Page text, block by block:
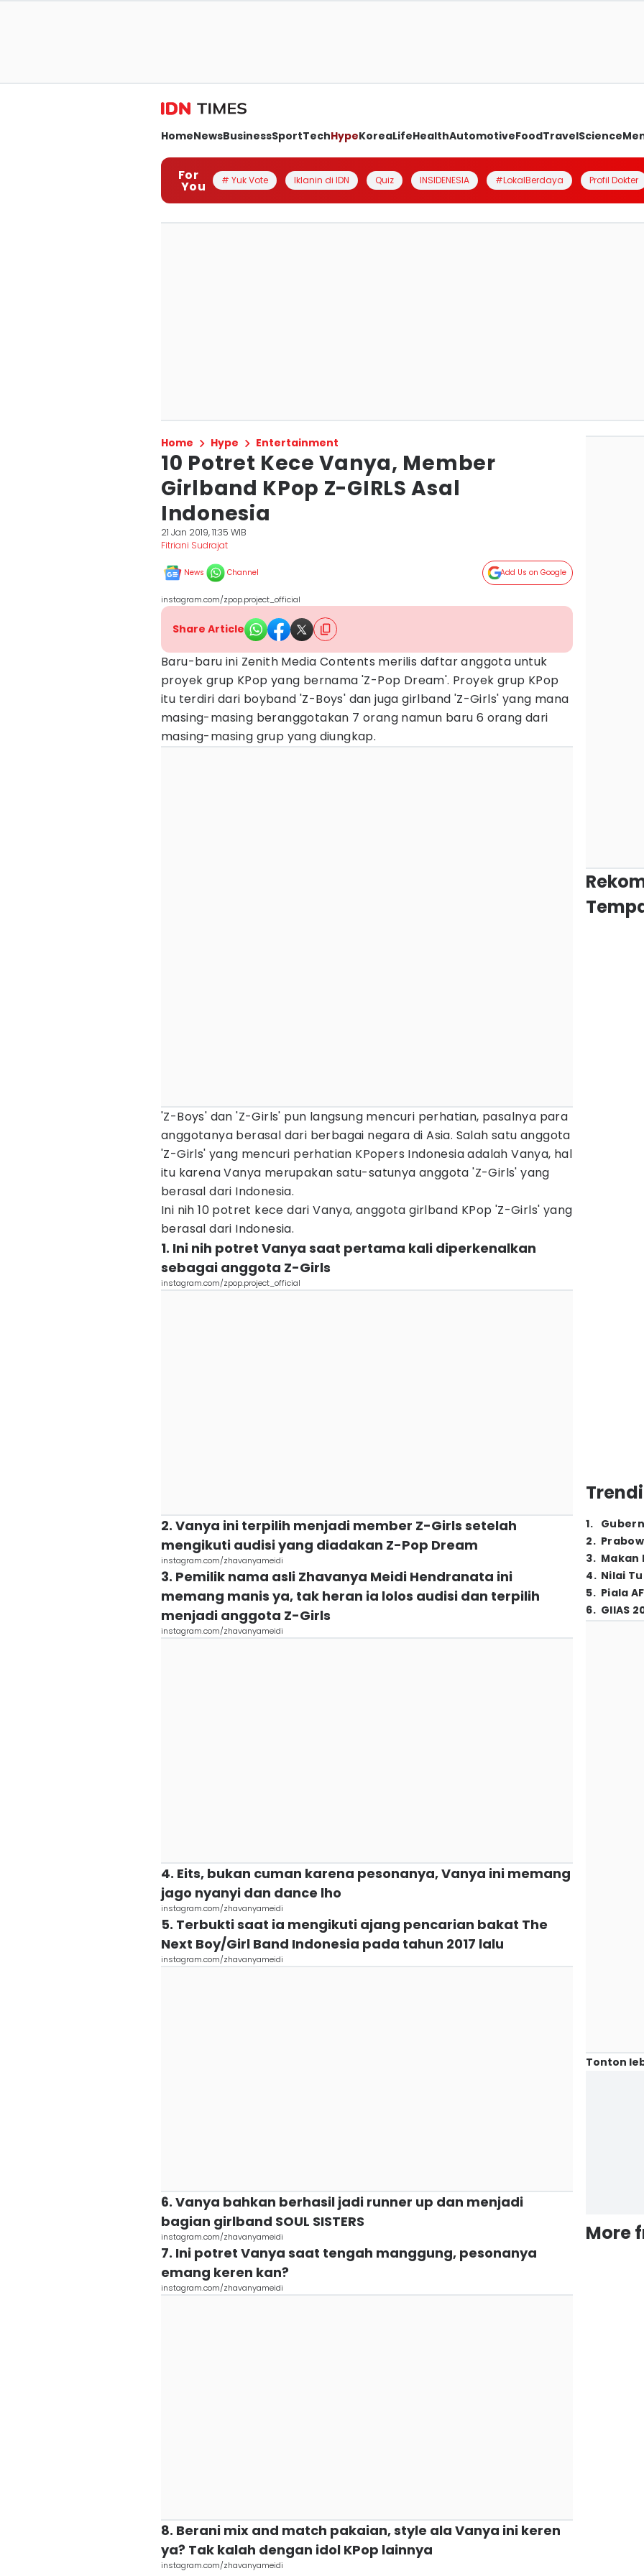
HomeNewsBusinessSportTechHypeKoreaLifeHealthAutomotiveFoodTravelScience
For
You # Yuk Vote Iklanin di IDN Quiz INSIDENESIA #LokalBerdaya Profil Dokter
Home Hype Entertainment
10 Potret Kece Vanya, Member
Girlband KPop Z-GIRLS Asal
Indonesia
21 Jan 2019, 11:35 WIB
Fitriani Sudrajat
News Channel Add Us on Google
instagram.com/zpop.project_official
Share Article
Baru-baru ini Zenith Media Contents merilis daftar anggota untuk
proyek grup KPop yang bernama 'Z-Pop Dream'. Proyek grup KPop
itu terdiri dari boyband 'Z-Boys' dan juga girlband 'Z-Girls' yang mana
masing-masing beranggotakan 7 orang namun baru 6 orang dari
masing-masing grup yang diungkap.
'Z-Boys' dan 'Z-Girls' pun langsung mencuri perhatian, pasalnya para
anggotanya berasal dari berbagai negara di Asia. Salah satu anggota
'Z-Girls' yang mencuri perhatian KPopers Indonesia adalah Vanya, hal
itu karena Vanya merupakan satu-satunya anggota 'Z-Girls' yang
berasal dari Indonesia.
Ini nih 10 potret kece dari Vanya, anggota girlband KPop 'Z-Girls' yang
berasal dari Indonesia.
1. Ini nih potret Vanya saat pertama kali diperkenalkan
sebagai anggota Z-Girls
instagram.com/zpop.project_official
2. Vanya ini terpilih menjadi member Z-Girls setelah
mengikuti audisi yang diadakan Z-Pop Dream
instagram.com/zhavanyameidi
3. Pemilik nama asli Zhavanya Meidi Hendranata ini
memang manis ya, tak heran ia lolos audisi dan terpilih
menjadi anggota Z-Girls
instagram.com/zhavanyameidi
4. Eits, bukan cuman karena pesonanya, Vanya ini memang
jago nyanyi dan dance lho
instagram.com/zhavanyameidi
5. Terbukti saat ia mengikuti ajang pencarian bakat The
Next Boy/Girl Band Indonesia pada tahun 2017 lalu
instagram.com/zhavanyameidi
6. Vanya bahkan berhasil jadi runner up dan menjadi
bagian girlband SOUL SISTERS
instagram.com/zhavanyameidi
7. Ini potret Vanya saat tengah manggung, pesonanya
emang keren kan?
instagram.com/zhavanyameidi
8. Berani mix and match pakaian, style ala Vanya ini keren
ya? Tak kalah dengan idol KPop lainnya
instagram.com/zhavanyameidi
1.
2.
3. Makan
4. Nilai
5. Piala
6. GIIAS
Tonton
More